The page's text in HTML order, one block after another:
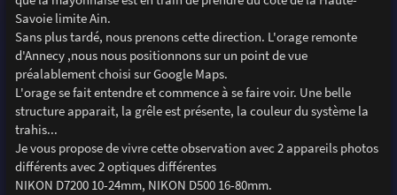
Savoie limite Ain.
Sans plus tardé, nous prenons cette direction. L'orage remonte
d'Annecy ,nous nous positionnons sur un point de vue
préalablement choisi sur Google Maps.
L'orage se fait entendre et commence à se faire voir. Une belle
structure apparait, la grêle est présente, la couleur du système la
trahis...
Je vous propose de vivre cette observation avec 2 appareils photos
différents avec 2 optiques différentes
NIKON D7200 10-24mm, NIKON D500 16-80mm.